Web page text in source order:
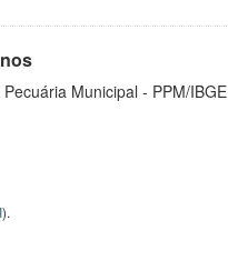
Municipal - PPM/IBGE
).